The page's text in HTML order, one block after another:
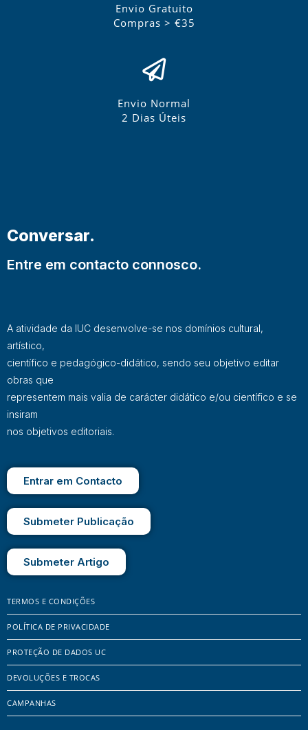
Envio Gratuito
Compras > €35
Envio Normal
2 Dias Úteis
Conversar.
Entre em contacto connosco.
A atividade da IUC desenvolve-se nos domínios cultural,
artístico,
científico e pedagógico-didático, sendo seu objetivo editar
obras que
representem mais valia de carácter didático e/ou científico e se
insiram
nos objetivos editoriais.
Entrar em Contacto
Submeter Publicação
Submeter Artigo
TERMOS E CONDIÇÕES
POLÍTICA DE PRIVACIDADE
PROTEÇÃO DE DADOS UC
DEVOLUÇÕES E TROCAS
CAMPANHAS